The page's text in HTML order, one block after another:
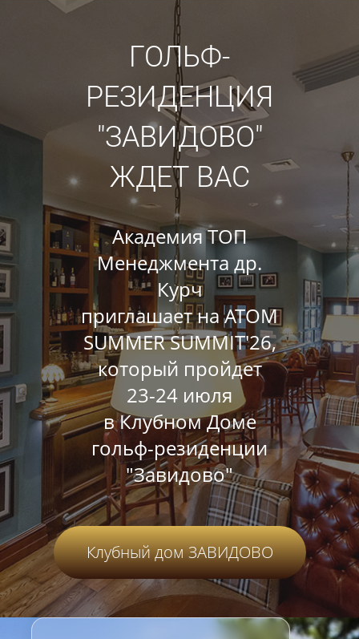
ГОЛЬФ-
РЕЗИДЕНЦИЯ
"ЗАВИДОВО"
ЖДЕТ ВАС
Академия ТОП
Менеджмента др.
Курч
приглашает на ATOM
SUMMER SUMMIT'26,
который пройдет
23-24 июля
в Клубном Доме
гольф-резиденции
"Завидово"
Клубный дом ЗАВИДОВО